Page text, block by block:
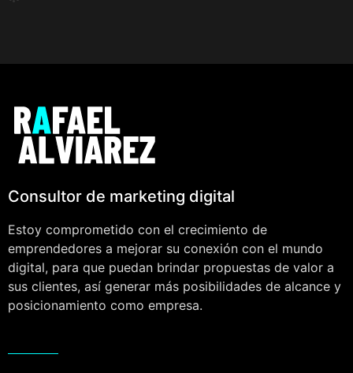
Consultor de marketing digital
Estoy comprometido con el crecimiento de
emprendedores a mejorar su conexión con el mundo
digital, para que puedan brindar propuestas de valor a
sus clientes, así generar más posibilidades de alcance y
posicionamiento como empresa.